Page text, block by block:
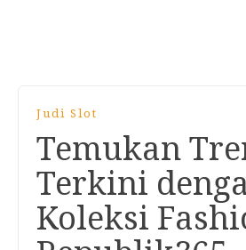
Judi Slot
Temukan
Terkini
Koleksi